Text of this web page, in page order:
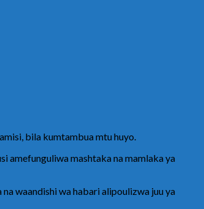
bila kumtambua mtu huyo.
amefunguliwa mashtaka na mamlaka ya
waandishi wa habari alipoulizwa juu ya